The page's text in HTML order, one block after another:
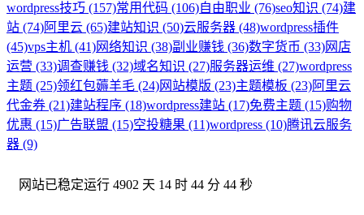
wordpress技巧 (157)常用代码 (106)自由职业 (76)seo知识 (74)建
站 (74)阿里云 (65)建站知识 (50)云服务器 (48)wordpress插件
(45)vps主机 (41)网络知识 (38)副业赚钱 (36)数字货币 (33)网店
运营 (33)调查赚钱 (32)域名知识 (27)服务器运维 (27)wordpress
主题 (25)领红包薅羊毛 (24)网站模版 (23)主题模板 (23)阿里云
代金券 (21)建站程序 (18)wordpress建站 (17)免费主题 (15)购物
优惠 (15)广告联盟 (15)空投糖果 (11)wordpress (10)腾讯云服务
器 (9)
网站已稳定运行 4902 天 14 时 44 分 45 秒